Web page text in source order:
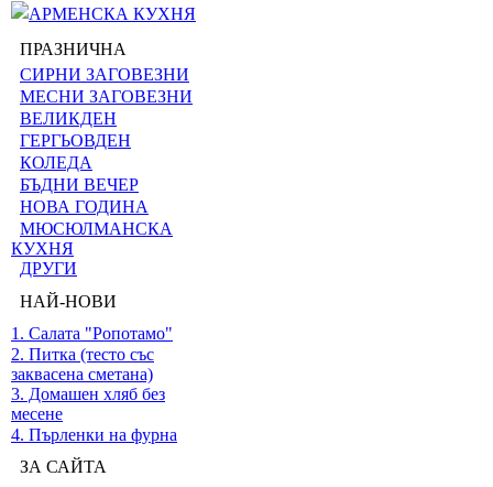
АРМЕНСКА КУХНЯ
ПРАЗНИЧНА
СИРНИ ЗАГОВЕЗНИ
МЕСНИ ЗАГОВЕЗНИ
ВЕЛИКДЕН
ГЕРГЬОВДЕН
КОЛЕДА
БЪДНИ ВЕЧЕР
НОВА ГОДИНА
МЮСЮЛМАНСКА
КУХНЯ
ДРУГИ
НАЙ-НОВИ
1. Салата "Ропотамо"
2. Питка (тесто със
заквасена сметана)
3. Домашен хляб без
месене
4. Пърленки на фурна
ЗА САЙТА